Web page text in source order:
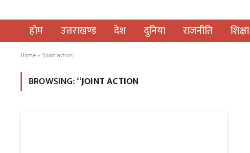
होम उत्तराखण्ड देश दुनिया राजनीति शिक्षा
Home » "Joint action
BROWSING:“JOINT ACTION